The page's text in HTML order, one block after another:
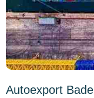
Autoexport